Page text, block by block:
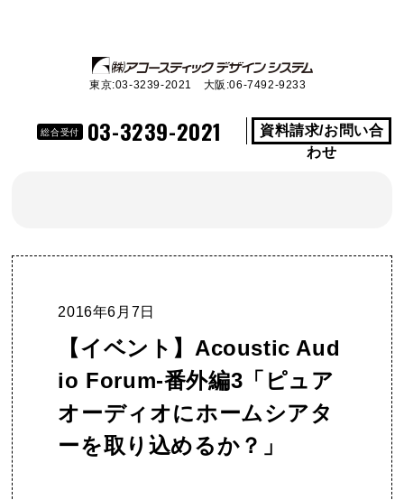
東京:03-3239-2021 大阪:06-7492-9233
総合受付 03-3239-2021
資料請求/お問い合
わせ
2016年6月7日
【イベント】Acoustic Aud
io Forum-番外編3「ピュア
オーディオにホームシアタ
ーを取り込めるか？」